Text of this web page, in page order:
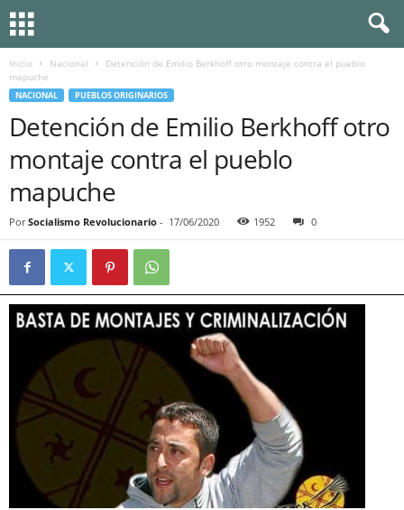
Inicio Nacional
Detención de Emilio Berkhoff otro montaje contra el pueblo
mapuche
NACIONAL PUEBLOS ORIGINARIOS
Detención de Emilio Berkhoff otro
montaje contra el pueblo
mapuche
Por Socialismo Revolucionario - 17/06/2020 1952 0